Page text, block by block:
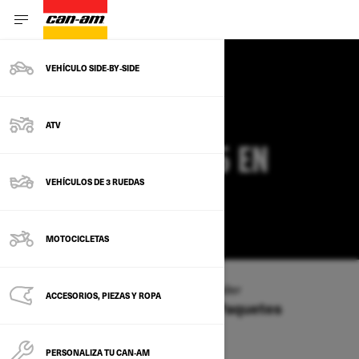
VEHÍCULO SIDE‑BY‑SIDE
ATV
VEHÍCULOS DE 3 RUEDAS
MOTOCICLETAS
ACCESORIOS, PIEZAS Y ROPA
PERSONALIZA TU CAN‑AM
OFERTAS CAN-AM
COMMANDER 2025 EN
VIRGINIA
Tipo de vehículo / SXS / Commander
Ofertas disponibles en estos Paquetes